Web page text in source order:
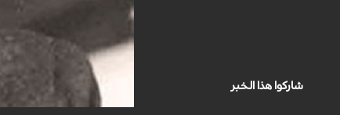
شاركوا هذا الخبر